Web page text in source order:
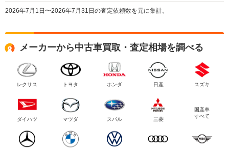
2026年7月1日〜2026年7月31日の査定依頼数を元に集計。
メーカーから中古車買取・査定相場を調べる
レクサス トヨタ ホンダ 日産 スズキ
ダイハツ マツダ スバル 三菱
国産車
すべて